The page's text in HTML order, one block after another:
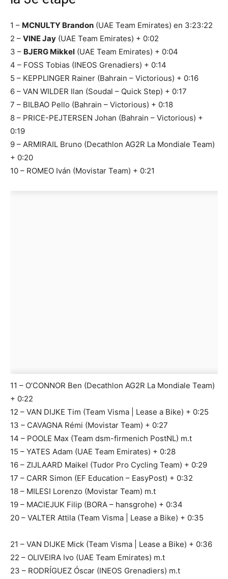
1 – MCNULTY Brandon (UAE Team Emirates) en 3:23:22
2 – VINE Jay (UAE Team Emirates) + 0:02
3 – BJERG Mikkel (UAE Team Emirates) + 0:04
4 – FOSS Tobias (INEOS Grenadiers) + 0:14
5 – KEPPLINGER Rainer (Bahrain – Victorious) + 0:16
6 – VAN WILDER Ilan (Soudal – Quick Step) + 0:17
7 – BILBAO Pello (Bahrain – Victorious) + 0:18
8 – PRICE-PEJTERSEN Johan (Bahrain – Victorious) +
0:19
9 – ARMIRAIL Bruno (Decathlon AG2R La Mondiale Team)
+ 0:20
10 – ROMEO Iván (Movistar Team) + 0:21
11 – O’CONNOR Ben (Decathlon AG2R La Mondiale Team)
+ 0:22
12 – VAN DIJKE Tim (Team Visma | Lease a Bike) + 0:25
13 – CAVAGNA Rémi (Movistar Team) + 0:27
14 – POOLE Max (Team dsm-firmenich PostNL) m.t
15 – YATES Adam (UAE Team Emirates) + 0:28
16 – ZIJLAARD Maikel (Tudor Pro Cycling Team) + 0:29
17 – CARR Simon (EF Education – EasyPost) + 0:32
18 – MILESI Lorenzo (Movistar Team) m.t
19 – MACIEJUK Filip (BORA – hansgrohe) + 0:34
20 – VALTER Attila (Team Visma | Lease a Bike) + 0:35
21 – VAN DIJKE Mick (Team Visma | Lease a Bike) + 0:36
22 – OLIVEIRA Ivo (UAE Team Emirates) m.t
23 – RODRÍGUEZ Óscar (INEOS Grenadiers) m.t